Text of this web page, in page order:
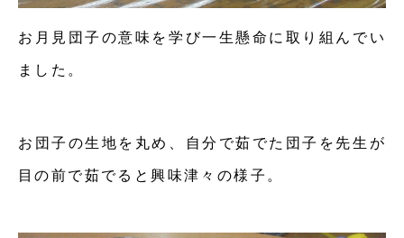
お月見団子の意味を学び一生懸命に取り組んでい
ました。
お団子の生地を丸め、自分で茹でた団子を先生が
目の前で茹でると興味津々の様子。